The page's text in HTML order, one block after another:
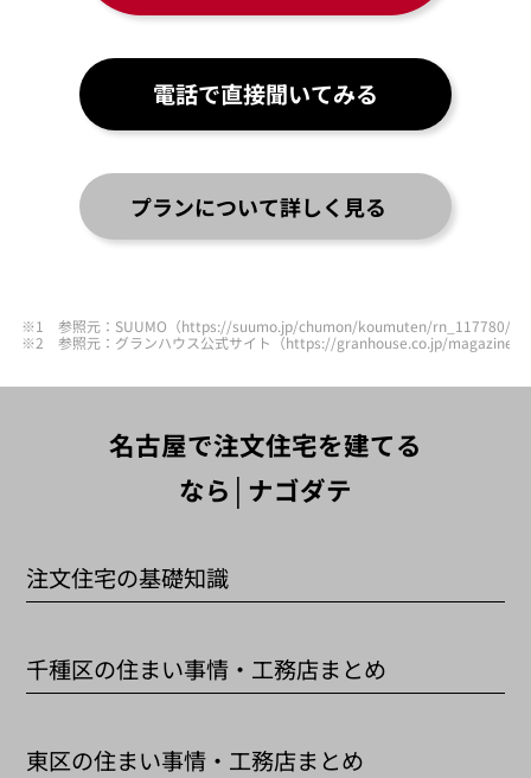
電話で直接聞いてみる
プランについて詳しく見る
※1 参照元：SUUMO（https://suumo.jp/chumon/koumuten/rn_117780/）
※2 参照元：グランハウス公式サイト（https://granhouse.co.jp/magazine/
名古屋で注文住宅を建てる
なら│ナゴダテ
注文住宅の基礎知識
千種区の住まい事情・工務店まとめ
東区の住まい事情・工務店まとめ